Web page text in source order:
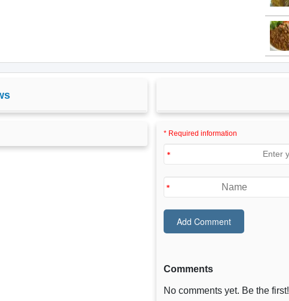
* Required information
Comments
No comments yet. Be the first!